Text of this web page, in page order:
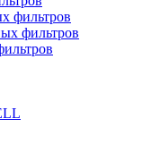
фильтров
фильтров